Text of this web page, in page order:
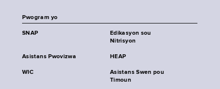
Pwogram yo
SNAP
Edikasyon sou
Nitrisyon
Asistans Pwovizwa HEAP
WIC
Asistans Swen pou
Timoun